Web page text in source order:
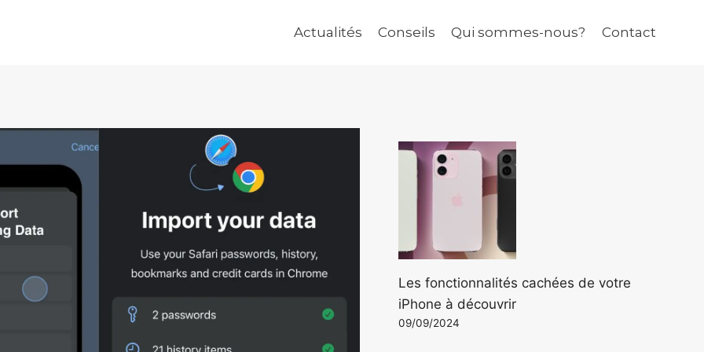
Actualités Conseils Qui sommes-nous? Contact
Les fonctionnalités cachées de votre
iPhone à découvrir
09/09/2024